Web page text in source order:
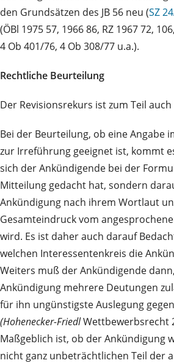
den Grundsätzen des JB 56 neu (SZ
(ÖBl 1975 57, 1966 86, RZ 1967 72, 106,
4 Ob 401/76, 4 Ob 308/77 u.a.).
Rechtliche Beurteilung
Der Revisionsrekurs ist zum Teil
Bei der Beurteilung, ob eine Angabe
zur Irreführung geeignet ist, kommt
sich der Ankündigende bei der
Mitteilung gedacht hat, sondern
Ankündigung nach ihrem Wortlaut
Gesamteindruck vom
wird. Es ist daher auch darauf
welchen Interessentenkreis die
Weiters muß der Ankündigende
Ankündigung mehrere Deutungen
für ihn ungünstigste Auslegung
(Hohenecker-FriedlWettbewerbsrecht
Maßgeblich ist, ob der Ankündigung
nicht ganz unbeträchtlichen Teil der